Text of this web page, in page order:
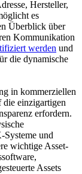
Hersteller,
es
Überblick über
Kommunikation
werden und
die dynamische
in kommerziellen
die einzigartigen
erfordern.
und
wichtige Asset-
Assets